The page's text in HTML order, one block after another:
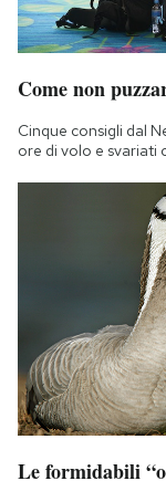
Come non
Cinque consigli dal
ore di volo e svariati
Le formidabili